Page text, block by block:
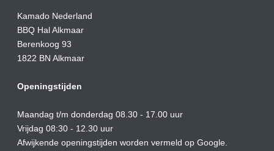
Kamado Nederland
BBQ Hal Alkmaar
Berenkoog 93
1822 BN Alkmaar
Openingstijden
Maandag t/m donderdag 08.30 - 17.00 uur
Vrijdag 08:30 - 12.30 uur
Afwijkende openingstijden worden vermeld op Google.